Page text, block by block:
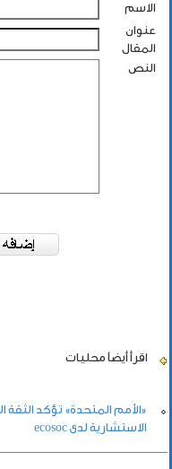
الاسم
عنوان
المقال
النص
اقرأ أيضاً محليات
«الأمم المتحدة» تؤكد الثقة
الاستشارية لدى ecosoc